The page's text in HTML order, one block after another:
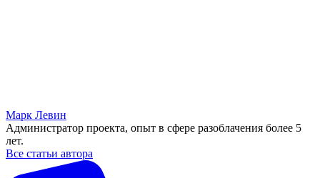
Марк Левин
Администратор проекта, опыт в сфере разоблачения более 5
лет.
Все статьи автора